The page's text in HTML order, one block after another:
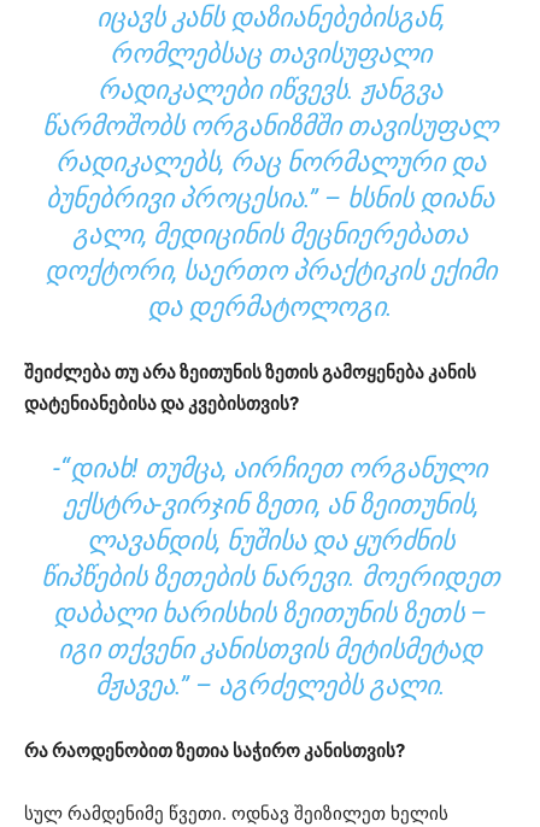
ᲘᲪᲐᲕᲡ ᲙᲐᲜᲡ ᲓᲐᲖᲘᲐᲜᲔᲑᲔᲑᲘᲡᲒᲐᲜ,
ᲠᲝᲛᲚᲔᲑᲡᲐᲪ ᲗᲐᲕᲘᲡᲣᲤᲐᲚᲘ
ᲠᲐᲓᲘᲙᲐᲚᲔᲑᲘ ᲘᲬᲕᲔᲕᲡ. ᲟᲐᲜᲒᲕᲐ
ᲬᲐᲠᲛᲝᲨᲝᲑᲡ ᲝᲠᲒᲐᲜᲘᲖᲛᲨᲘ ᲗᲐᲕᲘᲡᲣᲤᲐᲚ
ᲠᲐᲓᲘᲙᲐᲚᲔᲑᲡ, ᲠᲐᲪ ᲜᲝᲠᲛᲐᲚᲣᲠᲘ ᲓᲐ
ᲑᲣᲜᲔᲑᲠᲘᲕᲘ ᲞᲠᲝᲪᲔᲡᲘᲐ.” – ᲮᲡᲜᲘᲡ ᲓᲘᲐᲜᲐ
ᲒᲐᲚᲘ, ᲛᲔᲓᲘᲪᲘᲜᲘᲡ ᲛᲔᲪᲜᲘᲔᲠᲔᲑᲐᲗᲐ
ᲓᲝᲥᲢᲝᲠᲘ, ᲡᲐᲔᲠᲗᲝ ᲞᲠᲐᲥᲢᲘᲙᲘᲡ ᲔᲥᲘᲛᲘ
ᲓᲐ ᲓᲔᲠᲛᲐᲢᲝᲚᲝᲒᲘ.
შეიძლება თუ არა ზეითუნის ზეთის გამოყენება კანის
დატენიანებისა და კვებისთვის?
-“ᲓᲘᲐᲮ! ᲗᲣᲛᲪᲐ, ᲐᲘᲠᲩᲘᲔᲗ ᲝᲠᲒᲐᲜᲣᲚᲘ
ᲔᲥᲡᲢᲠᲐ-ᲕᲘᲠᲯᲘᲜ ᲖᲔᲗᲘ, ᲐᲜ ᲖᲔᲘᲗᲣᲜᲘᲡ,
ᲚᲐᲕᲐᲜᲓᲘᲡ, ᲜᲣᲨᲘᲡᲐ ᲓᲐ ᲧᲣᲠᲫᲜᲘᲡ
ᲬᲘᲞᲬᲔᲑᲘᲡ ᲖᲔᲗᲔᲑᲘᲡ ᲜᲐᲠᲔᲕᲘ. ᲛᲝᲔᲠᲘᲓᲔᲗ
ᲓᲐᲑᲐᲚᲘ ᲮᲐᲠᲘᲡᲮᲘᲡ ᲖᲔᲘᲗᲣᲜᲘᲡ ᲖᲔᲗᲡ –
ᲘᲒᲘ ᲗᲥᲕᲔᲜᲘ ᲙᲐᲜᲘᲡᲗᲕᲘᲡ ᲛᲔᲢᲘᲡᲛᲔᲢᲐᲓ
ᲛᲟᲐᲕᲔᲐ.” – ᲐᲒᲠᲫᲔᲚᲔᲑᲡ ᲒᲐᲚᲘ.
რა რაოდენობით ზეთია საჭირო კანისთვის?
სულ რამდენიმე წვეთი. ოდნავ შეიზილეთ ხელის